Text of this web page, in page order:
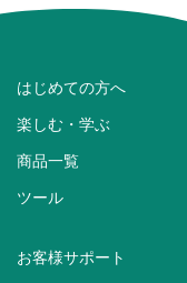
はじめての方へ
楽しむ・学ぶ
商品一覧
ツール
お客様サポート